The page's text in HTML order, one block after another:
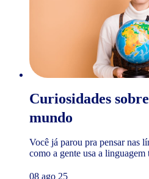
Curiosidades
mundo
Você já parou pra pensar nas
como a gente usa a linguagem
08 ago 25